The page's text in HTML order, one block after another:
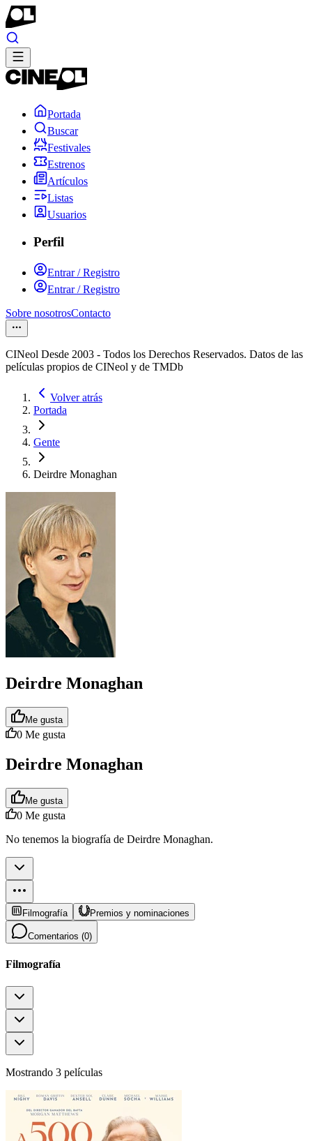
Portada
Buscar
Festivales
Estrenos
Artículos
Listas
Usuarios
Perfil
Entrar / Registro
Entrar / Registro
Sobre nosotrosContacto
CINeol Desde 2003 - Todos los Derechos Reservados. Datos de las
películas propios de CINeol y de TMDb
Volver atrás
Portada
Gente
Deirdre Monaghan
Deirdre Monaghan
Me gusta
0 Me gusta
Deirdre Monaghan
Me gusta
0 Me gusta
No tenemos la biografía de Deirdre Monaghan.
Filmografía Premios y nominaciones
Comentarios (0)
Filmografía
Mostrando 3 películas